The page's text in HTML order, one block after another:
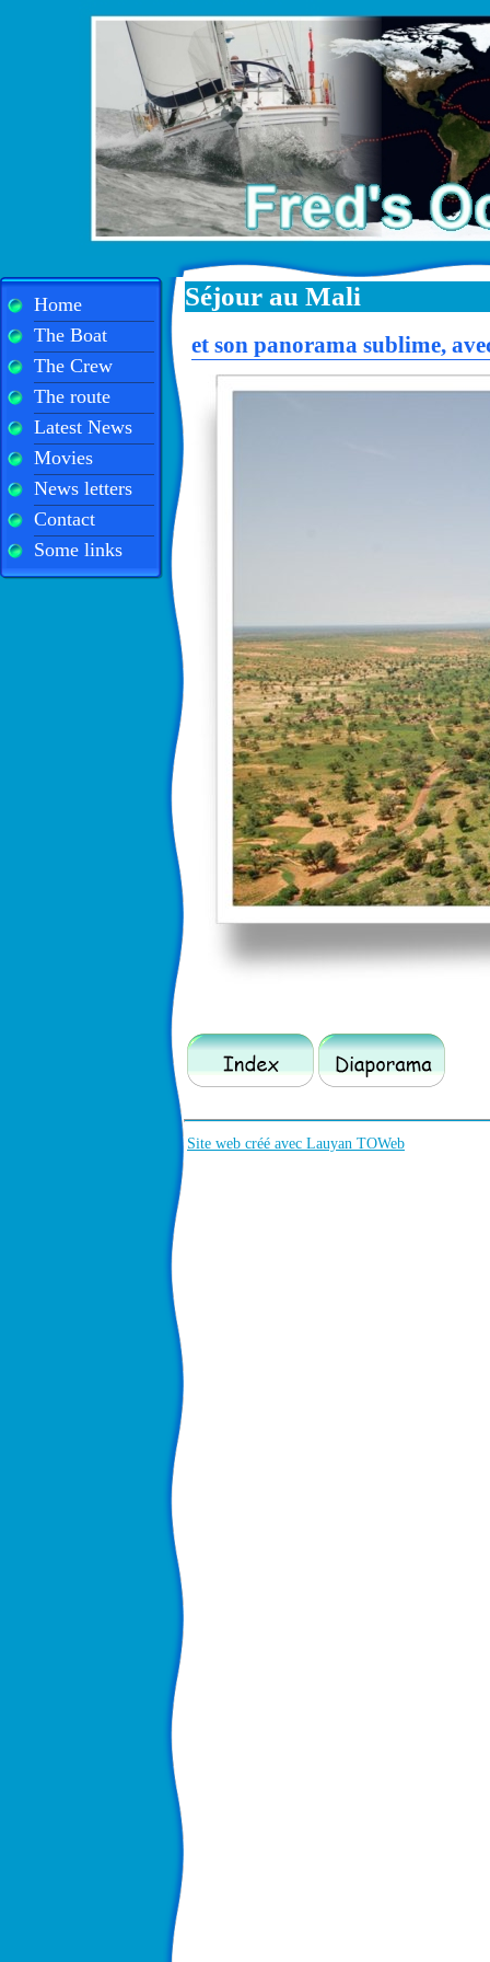
Home
The Boat
The Crew
The route
Latest News
Movies
News letters
Contact
Some links
Séjour au Mali
et son panorama sublime,
Site web créé avec Lauyan TOWeb